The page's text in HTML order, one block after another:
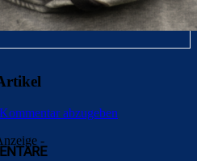
abzugeben
-